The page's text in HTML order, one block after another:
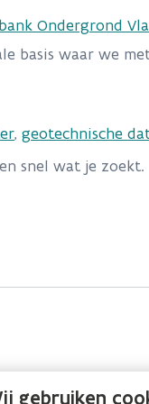
Ondergrond
basis waar we
, geotechnische
snel wat je zoekt.
gebruiken